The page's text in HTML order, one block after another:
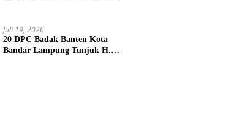
Juli 19, 2026
20 DPC Badak Banten Kota
Bandar Lampung Tunjuk H.